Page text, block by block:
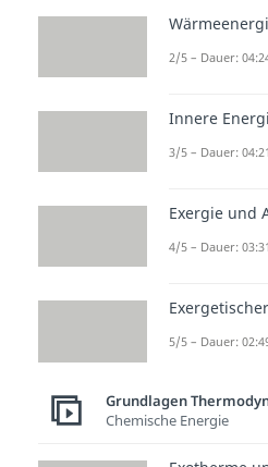
2/5 – Dauer:
Innere
3/5 – Dauer: 04:21
Exergie und
4/5 – Dauer: 03:31
5/5 – Dauer:
Grundlagen
Chemische Energie